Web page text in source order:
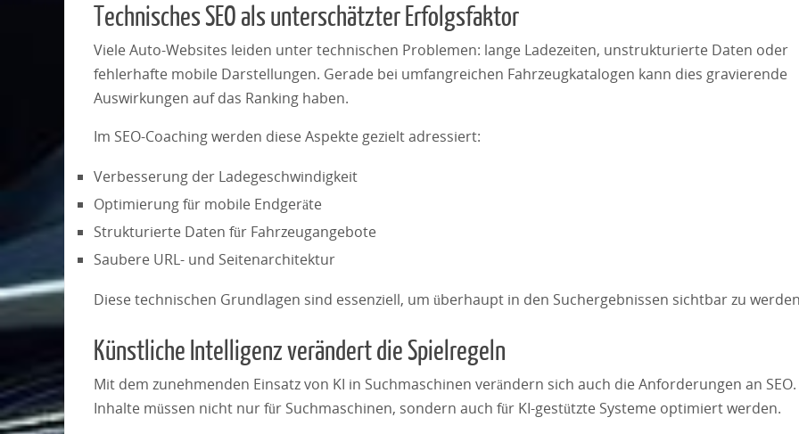
Technisches SEO als unterschätzter Erfolgsfaktor
Viele Auto-Websites leiden unter technischen Problemen: lange Ladezeiten, unstrukturierte Daten oder
fehlerhafte mobile Darstellungen. Gerade bei umfangreichen Fahrzeugkatalogen kann dies gravierende
Auswirkungen auf das Ranking haben.
Im SEO-Coaching werden diese Aspekte gezielt adressiert:
Verbesserung der Ladegeschwindigkeit
Optimierung für mobile Endgeräte
Strukturierte Daten für Fahrzeugangebote
Saubere URL- und Seitenarchitektur
Diese technischen Grundlagen sind essenziell, um überhaupt in den Suchergebnissen sichtbar zu
Künstliche Intelligenz verändert die Spielregeln
Mit dem zunehmenden Einsatz von KI in Suchmaschinen verändern sich auch die Anforderungen an SEO.
Inhalte müssen nicht nur für Suchmaschinen, sondern auch für KI-gestützte Systeme optimiert werden.